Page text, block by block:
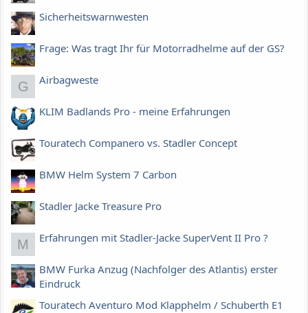
Sicherheitswarnwesten
Frage: Was tragt Ihr für Motorradhelme auf der GS?
G Airbagweste
KLIM Badlands Pro - meine Erfahrungen
Touratech Companero vs. Stadler Concept
BMW Helm System 7 Carbon
Stadler Jacke Treasure Pro
M Erfahrungen mit Stadler-Jacke SuperVent II Pro ?
BMW Furka Anzug (Nachfolger des Atlantis) erster
Eindruck
Touratech Aventuro Mod Klapphelm / Schuberth E1